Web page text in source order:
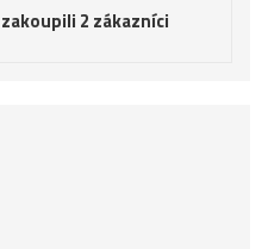
zakoupili 2 zákazníci